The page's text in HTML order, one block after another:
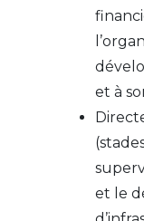
et à
et le